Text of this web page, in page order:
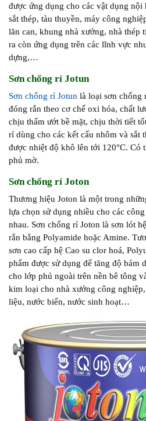
được ứng dụng cho các vật dụng
sắt thép, tàu thuyền, máy công
lăn can, khung nhà xưởng, nhà thép
ra còn ứng dụng trên các lĩnh vực
dựng,…
Sơn chống rỉ Jotun
Sơn chống rỉ Jotun là loại sơn chống
đóng rắn theo cơ chế oxi hóa, chất
chịu thấm ướt bề mặt, chịu thời tiết
rỉ dùng cho các kết cấu nhôm và sắt
được nhiệt độ khô lên tới 120°C. Có
phủ mờ.
Sơn chống rỉ Joton
Thương hiệu Joton là một trong
lựa chọn sử dụng nhiều cho các
nhau. Sơn chống rỉ Joton là sơn lót
rắn bằng Polyamide hoặc Amine.
sơn cao cấp hệ Cao su clor hoá,
phẩm được sử dụng để tăng độ bám
cho lớp phủ ngoài trên nền bê tông
kim loại cho nhà xưởng công
liệu, nước biển, nước sinh hoạt…